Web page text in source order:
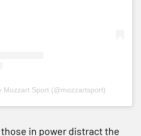
Mozzart Sport (@mozzartsport)
in power distract the